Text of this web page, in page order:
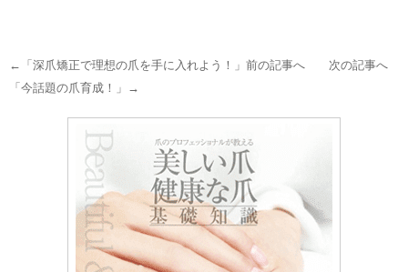
←「 深爪矯正で理想の爪を手に入れよう！
」前の記事へ 次の記事へ
「 今話題の爪育成！ 」→